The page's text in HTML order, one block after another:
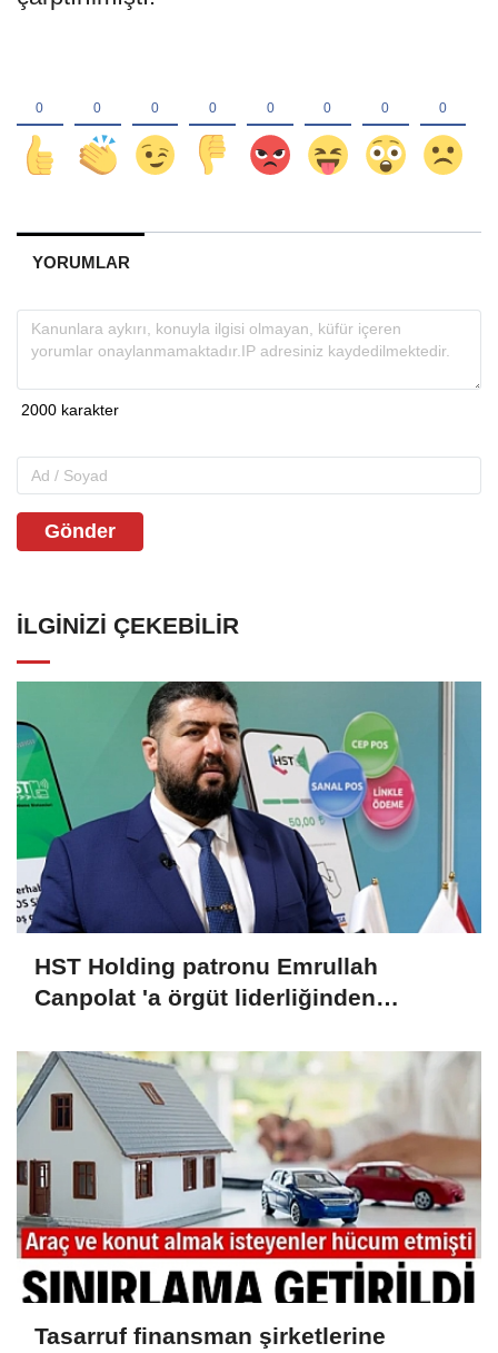
YORUMLAR
Gönder
İLGINIZI ÇEKEBILIR
HST Holding patronu Emrullah
Canpolat 'a örgüt liderliğinden
malvarlığına el konuldu
Tasarruf finansman şirketlerine